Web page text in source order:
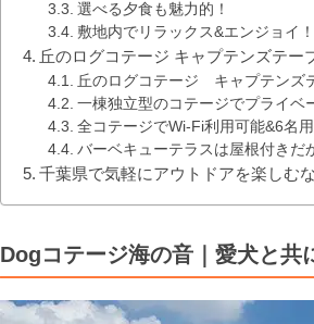
選べる夕食も魅力的！
敷地内でリラックス&エンジョイ！
丘のログコテージ キャプテンズテー
丘のログコテージ キャプテンズ
一棟独立型のコテージでプライベ
全コテージでWi-Fi利用可能&6名
バーベキューテラスは屋根付きだ
千葉県で気軽にアウトドアを楽しむ
Dogコテージ海の音｜愛犬と共